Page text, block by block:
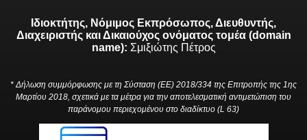
Ιδιοκτήτης, Νόμιμος Εκπρόσωπος, Διευθυντής,
Διαχειριστής και Δικαιούχος ονόματος τομέα (domain
name): Σμιξιώτης Πέτρος
* Δήλωση συμμόρφωσης με τη Σύσταση (ΕΕ) 2018/334 της Επιτροπής της 1ης
Μαρτίου 2018, σχετικά με τα μέτρα για την αποτελεσματική αντιμετώπιση του
παράνομου περιεχομένου στο διαδίκτυο (L 63)